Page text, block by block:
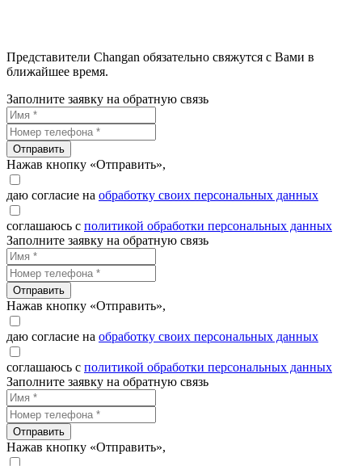
Представители Changan обязательно свяжутся с Вами в
ближайшее время.
Заполните заявку на обратную связь
Отправить
Нажав кнопку «Отправить»,
даю согласие на обработку своих персональных данных
соглашаюсь с политикой обработки персональных данных
Заполните заявку на обратную связь
Отправить
Нажав кнопку «Отправить»,
даю согласие на обработку своих персональных данных
соглашаюсь с политикой обработки персональных данных
Заполните заявку на обратную связь
Отправить
Нажав кнопку «Отправить»,